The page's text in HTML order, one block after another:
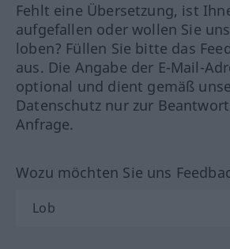
Fehlt eine Übersetzung, ist
aufgefallen oder wollen Sie
loben? Füllen Sie bitte das
aus. Die Angabe der E-Mail-
optional und dient gemäß
Datenschutz nur zur
Anfrage.
Wozu möchten Sie uns